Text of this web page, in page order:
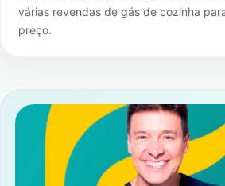
várias revendas de gás de cozinha
preço.